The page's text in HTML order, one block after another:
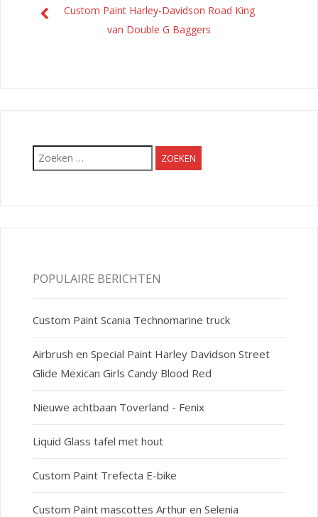
Custom Paint Harley-Davidson Road King
van Double G Baggers
Zoeken
naar:
POPULAIRE BERICHTEN
Custom Paint Scania Technomarine truck
Airbrush en Special Paint Harley Davidson Street
Glide Mexican Girls Candy Blood Red
Nieuwe achtbaan Toverland - Fenix
Liquid Glass tafel met hout
Custom Paint Trefecta E-bike
Custom Paint mascottes Arthur en Selenia